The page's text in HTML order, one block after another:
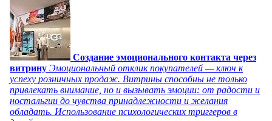
Создание эмоционального контакта через
витрину Эмоциональный отклик покупателей — ключ к
успеху розничных продаж. Витрины способны не только
привлекать внимание, но и вызывать эмоции: от радости и
ностальгии до чувства принадлежности и желания
обладать. Использование психологических триггеров в